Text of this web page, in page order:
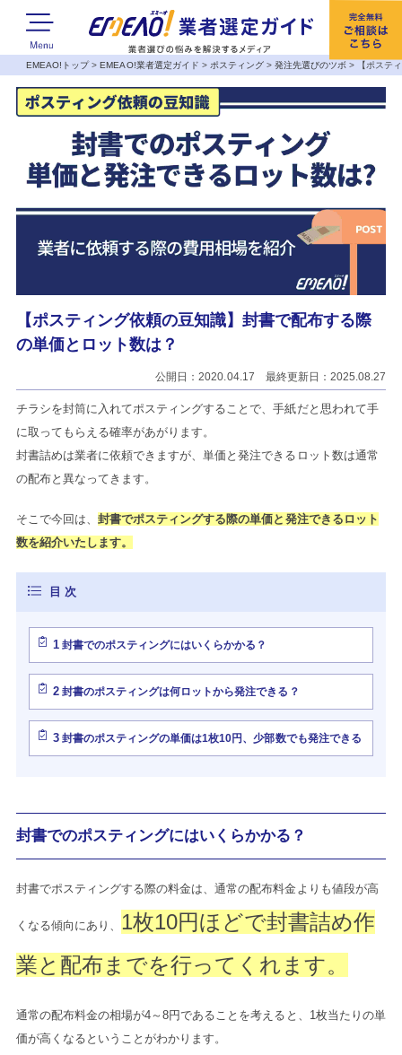
EMEAO!トップ>EMEAO!業者選定ガイド > ポスティング>発注先選びのツボ > 【ポステ
【ポスティング依頼の豆知識】封書で配布する際
の単価とロット数は？
公開日：2020.04.17 最終更新日：2025.08.27
チラシを封筒に入れてポスティングすることで、手紙だと思われて手
に取ってもらえる確率があがります。
封書詰めは業者に依頼できますが、単価と発注できるロット数は通常
の配布と異なってきます。
そこで今回は、封書でポスティングする際の単価と発注できるロット
数を紹介いたします。
1封書でのポスティングにはいくらかかる？
2封書のポスティングは何ロットから発注できる？
3封書のポスティングの単価は1枚10円、少部数でも発注できる
封書でのポスティングにはいくらかかる？
封書でポスティングする際の料金は、通常の配布料金よりも値段が高
くなる傾向にあり、 1枚10円ほどで封書詰め作
業と配布までを行ってくれます。
通常の配布料金の相場が4～8円であることを考えると、1枚当たりの単
価が高くなるということがわかります。